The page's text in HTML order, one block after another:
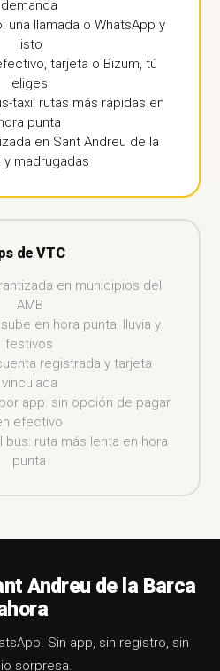
demanda
una llamada o WhatsApp y
listo
tarjeta o Bizum, tú
eliges
taxi: rutas más rápidas en
punta
en Sant Andreu de la
y madrugadas
de VTC
en municipios del
AMB
en hora punta, lluvia y
festivos
registrada y tarjeta
vinculada
app: sin opción de pagar
efectivo
ruta más lenta en hora
punta
Andreu de la Barca
Sin app, sin registro, sin
sorpresa.